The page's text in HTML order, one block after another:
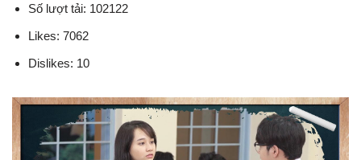
Số lượt tải: 102122
Likes: 7062
Dislikes: 10